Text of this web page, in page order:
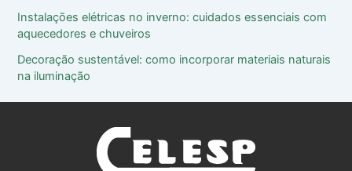
Instalações elétricas no inverno: cuidados essenciais com
aquecedores e chuveiros
Decoração sustentável: como incorporar materiais naturais
na iluminação